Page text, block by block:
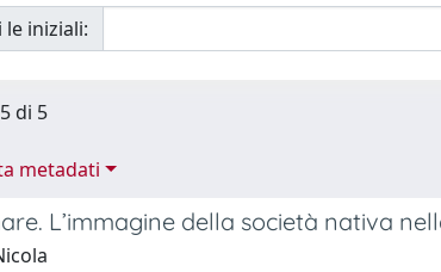
le iniziali:
di 5
metadati
L’immagine della società nativa